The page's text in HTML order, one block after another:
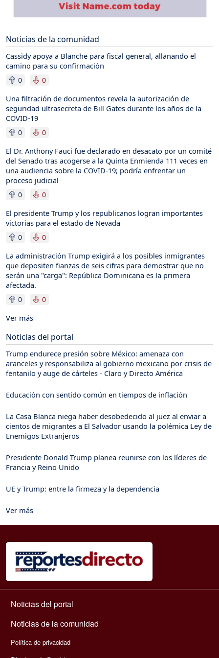
Noticias de la comunidad
Cassidy apoya a Blanche para fiscal general, allanando el
camino para su confirmación
0 0
Una filtración de documentos revela la autorización de
seguridad ultrasecreta de Bill Gates durante los años de la
COVID-19
0 0
El Dr. Anthony Fauci fue declarado en desacato por un comité
del Senado tras acogerse a la Quinta Enmienda 111 veces en
una audiencia sobre la COVID-19; podría enfrentar un
proceso judicial
0 0
El presidente Trump y los republicanos logran importantes
victorias para el estado de Nevada
0 0
La administración Trump exigirá a los posibles inmigrantes
que depositen fianzas de seis cifras para demostrar que no
serán una "carga": República Dominicana es la primera
afectada.
0 0
Ver más
Noticias del portal
Trump endurece presión sobre México: amenaza con
aranceles y responsabiliza al gobierno mexicano por crisis de
fentanilo y auge de cárteles - Claro y Directo América
Educación con sentido común en tiempos de inflación
La Casa Blanca niega haber desobedecido al juez al enviar a
cientos de migrantes a El Salvador usando la polémica Ley de
Enemigos Extranjeros
Presidente Donald Trump planea reunirse con los líderes de
Francia y Reino Unido
UE y Trump: entre la firmeza y la dependencia
Ver más
Navegación principal
Noticias del portal
Noticias de la comunidad
Política de privacidad